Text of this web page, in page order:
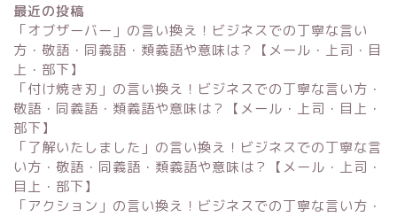
最近の投稿
「オブザーバー」の言い換え！ビジネスでの丁寧な言い
方・敬語・同義語・類義語や意味は？【メール・上司・目
上・部下】
「付け焼き刃」の言い換え！ビジネスでの丁寧な言い方・
敬語・同義語・類義語や意味は？【メール・上司・目上・
部下】
「了解いたしました」の言い換え！ビジネスでの丁寧な言
い方・敬語・同義語・類義語や意味は？【メール・上司・
目上・部下】
「アクション」の言い換え！ビジネスでの丁寧な言い方・
Excel
単位変換・換算
科学・計算関連